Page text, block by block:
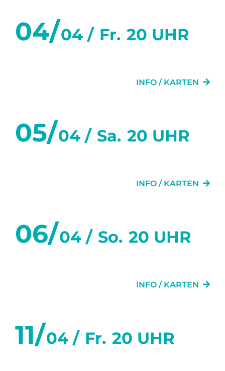
04/04 / Fr. 20 UHR
INFO / KARTEN
05/04 / Sa. 20 UHR
INFO / KARTEN
06/04 / So. 20 UHR
INFO / KARTEN
11/04 / Fr. 20 UHR